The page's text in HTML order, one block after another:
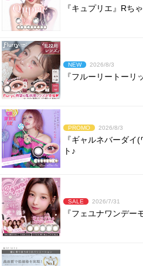
『キュプリエ』Rち
NEW 2026/8/3
『フルーリートー
PROMO 2026/8/3
『ギャルネバーダ
ト♪
SALE 2026/7/31
『フェユナワンデ